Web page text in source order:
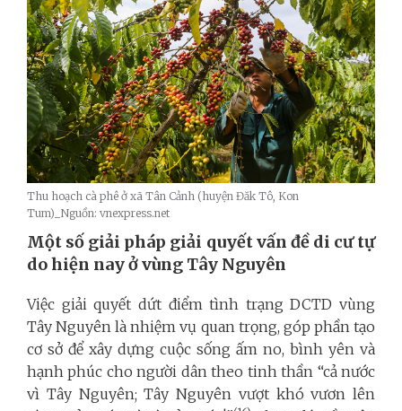
Thu hoạch cà phê ở xã Tân Cảnh (huyện Đăk Tô, Kon
Tum)_Nguồn: vnexpress.net
Một số giải pháp giải quyết vấn đề di cư tự
do hiện nay ở vùng Tây Nguyên
Việc giải quyết dứt điểm tình trạng DCTD vùng
Tây Nguyên là nhiệm vụ quan trọng, góp phần tạo
cơ sở để xây dựng cuộc sống ấm no, bình yên và
hạnh phúc cho người dân theo tinh thần “cả nước
vì Tây Nguyên; Tây Nguyên vượt khó vươn lên